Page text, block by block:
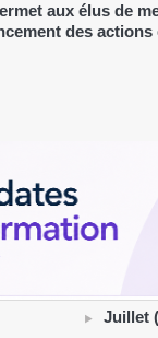
aux élus de
des actions
Juillet